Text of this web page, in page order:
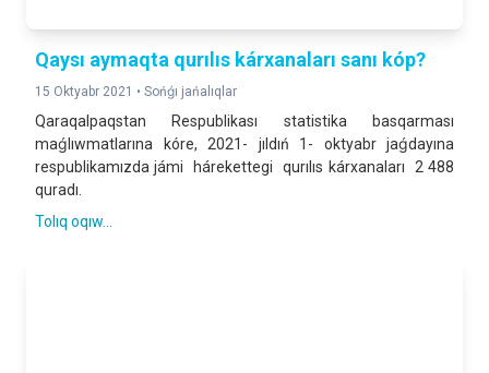
Qaysı aymaqta qurılıs kárxanaları sanı kóp?
15 Oktyabr 2021 • Sońǵı jańalıqlar
Qaraqalpaqstan Respublikası statistika basqarması
maǵlıwmatlarına kóre, 2021- jıldıń 1- oktyabr jaǵdayına
respublikamızda jámi hárekettegi qurılıs kárxanaları 2 488
quradı.
Tolıq oqıw...